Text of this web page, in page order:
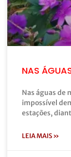
NAS
Nas águas de
impossível
estações,
LEIA MAIS »